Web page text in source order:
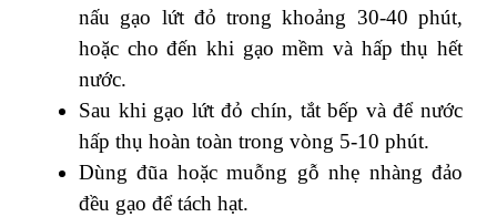
nấu gạo lứt đỏ trong khoảng 30-40 phút,
hoặc cho đến khi gạo mềm và hấp thụ hết
nước.
Sau khi gạo lứt đỏ chín, tắt bếp và để nước
hấp thụ hoàn toàn trong vòng 5-10 phút.
Dùng đũa hoặc muỗng gỗ nhẹ nhàng đảo
đều gạo để tách hạt.